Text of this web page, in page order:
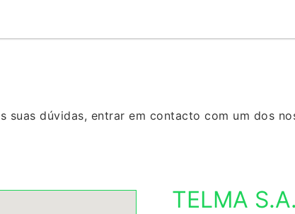
suas dúvidas, entrar em contacto com um dos
TELMA